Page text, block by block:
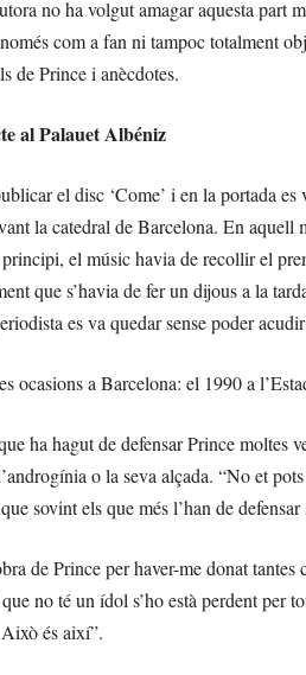
no ha volgut amagar aquesta
com a fan ni tampoc totalment
de Prince i anècdotes.
al Palauet Albéniz
el disc ‘Come’ i en la portada
la catedral de Barcelona. En
el músic havia de recollir el
que s’havia de fer un dijous a la
es va quedar sense poder
ocasions a Barcelona: el 1990 a
ha hagut de defensar Prince
o la seva alçada. “No et
sovint els que més l’han de
de Prince per haver-me donat
no té un ídol s’ho està perdent per
és així”.